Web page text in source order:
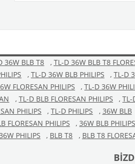
36W BLB T8 , TL-D 36W BLB T8
, TL-D 36W BLB PHILIPS , TL-D
FLORESAN PHILIPS , TL-D 36W
, TL-D BLB FLORESAN PHILIPS , TL-
PHILIPS , TL-D PHILIPS , 36W BLB
FLORESAN PHILIPS , 36W BLB PHILIPS
PHILIPS , BLB T8 , BLB T8